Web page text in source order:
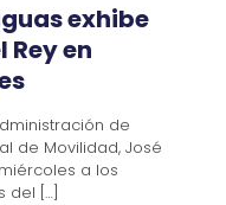
exhibe
Rey en
de
de Movilidad, José
a los
del […]